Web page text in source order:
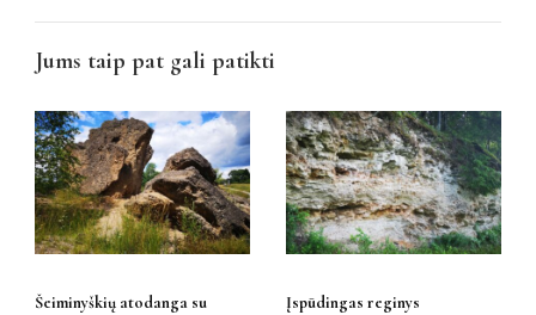
Jums taip pat gali patikti
Šeiminyškių atodanga su
Įspūdingas reginys